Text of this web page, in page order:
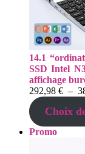
14.1
SSD Intel
affichage
292,98 € –
Choix
PromoProduit